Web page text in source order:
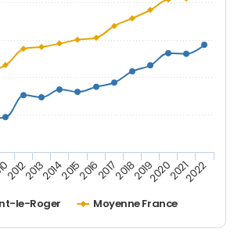
le-Roger Moyenne France
20122013201420152016201720182019202020212022